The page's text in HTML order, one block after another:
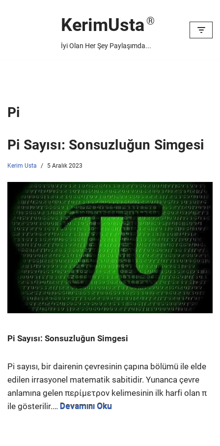
KerimUsta
İyi Olan Her Şey Paylaşımda...
Pi
Pi Sayısı: Sonsuzluğun Simgesi
Kerim Usta 5 Aralık 2023
Pi Sayısı: Sonsuzluğun Simgesi
Pi sayısı, bir dairenin çevresinin çapına bölümü ile elde
edilen irrasyonel matematik sabitidir. Yunanca çevre
anlamına gelen περίμετρον kelimesinin ilk harfi olan π
ile gösterilir.… Devamını Oku